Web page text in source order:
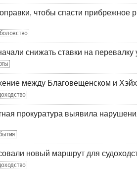
чтобы спасти прибрежное
снижать ставки на перевалку
между Благовещенском и
прокуратура выявила
новый маршрут для